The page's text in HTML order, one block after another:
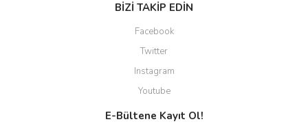
BİZİ TAKİP EDİN
Facebook
Twitter
Instagram
Youtube
E-Bültene Kayıt Ol!